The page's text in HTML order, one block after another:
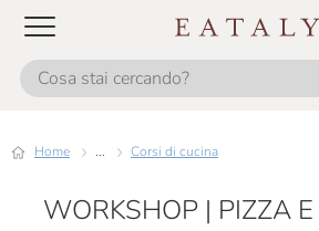
Home ... Corsi di cucina
WORKSHOP | PIZZA